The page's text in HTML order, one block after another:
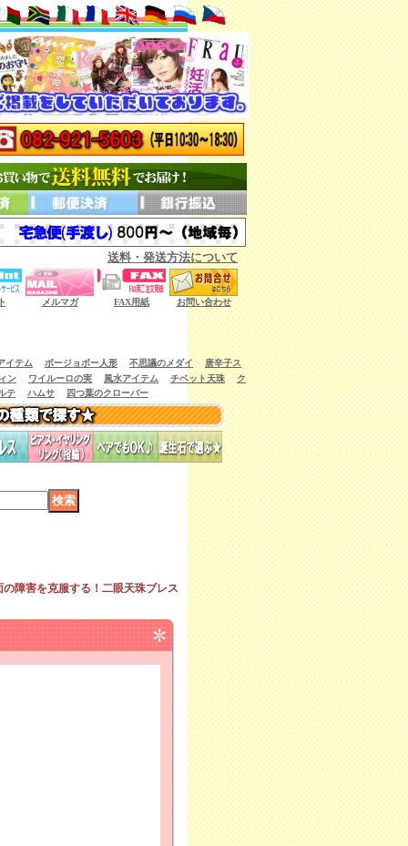
送料・発送方法について
メルマガ FAX用紙 お問い合わせ
イテム ボージョボー人形 不思議のメダイ
唐辛子ス
ン
ワイルーロの実 風水アイテム チベット天珠
ク
テ
ハムサ 四つ葉のクローバー
障害を克服する！二眼天珠ブレス